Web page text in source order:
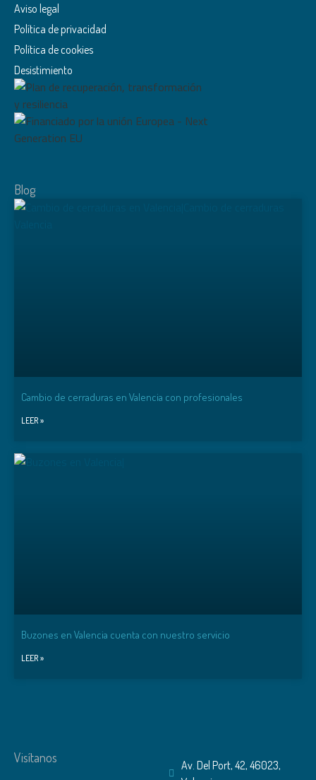
Aviso legal
Política de privacidad
Política de cookies
Desistimiento
Blog
Cambio de cerraduras en Valencia con profesionales
LEER »
Buzones en Valencia cuenta con nuestro servicio
LEER »
Visítanos
Av. Del Port, 42, 46023,